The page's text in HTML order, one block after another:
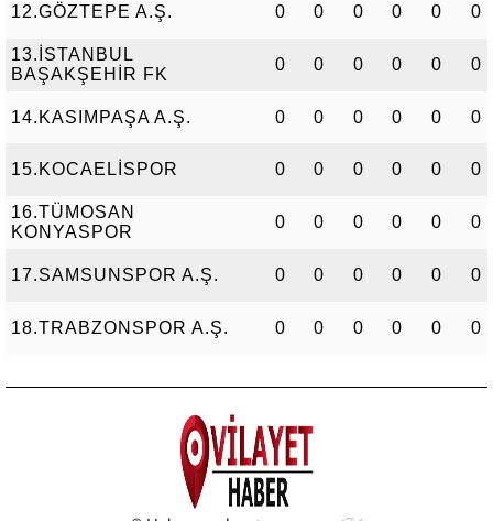
12.GÖZTEPE A.Ş. 0 0 0 0 0 0
13.İSTANBUL
BAŞAKŞEHİR FK
0 0 0 0 0 0
14.KASIMPAŞA A.Ş. 0 0 0 0 0 0
15.KOCAELİSPOR 0 0 0 0 0 0
16.TÜMOSAN
KONYASPOR
0 0 0 0 0 0
17.SAMSUNSPOR A.Ş. 0 0 0 0 0 0
18.TRABZONSPOR A.Ş. 0 0 0 0 0 0